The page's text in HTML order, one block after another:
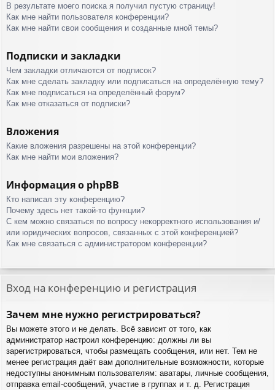
В результате моего поиска я получил пустую страницу!
Как мне найти пользователя конференции?
Как мне найти свои сообщения и созданные мной темы?
Подписки и закладки
Чем закладки отличаются от подписок?
Как мне сделать закладку или подписаться на определённую тему?
Как мне подписаться на определённый форум?
Как мне отказаться от подписки?
Вложения
Какие вложения разрешены на этой конференции?
Как мне найти мои вложения?
Информация о phpBB
Кто написал эту конференцию?
Почему здесь нет такой-то функции?
С кем можно связаться по вопросу некорректного использования и/
или юридических вопросов, связанных с этой конференцией?
Как мне связаться с администратором конференции?
Вход на конференцию и регистрация
Зачем мне нужно регистрироваться?
Вы можете этого и не делать. Всё зависит от того, как
администратор настроил конференцию: должны ли вы
зарегистрироваться, чтобы размещать сообщения, или нет. Тем не
менее регистрация даёт вам дополнительные возможности, которые
недоступны анонимным пользователям: аватары, личные сообщения,
отправка email-сообщений, участие в группах и т. д. Регистрация